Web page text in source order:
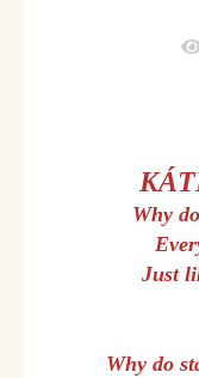
Why
Just
Why do